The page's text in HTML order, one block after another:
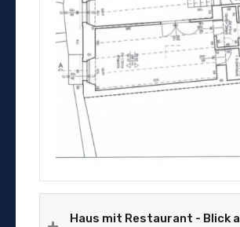
Haus mit Restaurant - Blick